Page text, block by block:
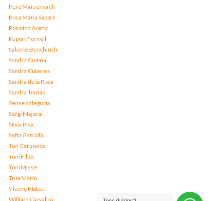
Pere Marsenyach
Rosa Maria Sabaté
Rosalina Areny
Rupert Fornell
Salomó Benchluch
Sandra Codina
Sandra Cuberes
Sandra de la Rosa
Sandra Tomàs
Sense categoria
Sergi Majoral
Sílvia Riva
Sofia Garrallà
Ton Cerqueda
Toni Fillet
Toni Missé
Trini Marín
Vicenç Mateu
William Carvalho